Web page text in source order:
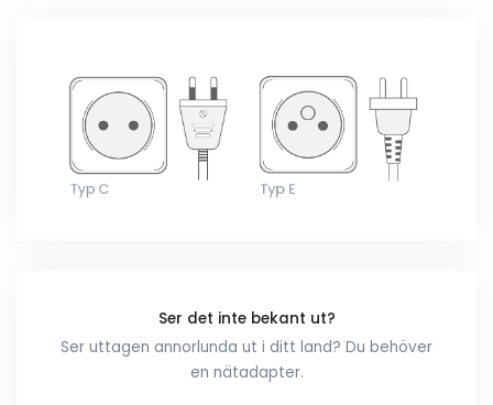
Ser det inte bekant ut?
Ser uttagen annorlunda ut i ditt land? Du behöver
en nätadapter.